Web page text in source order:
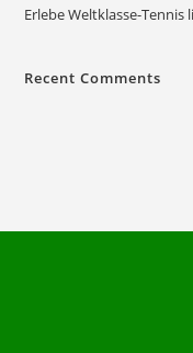
Erlebe Weltklasse-
Recent Comments